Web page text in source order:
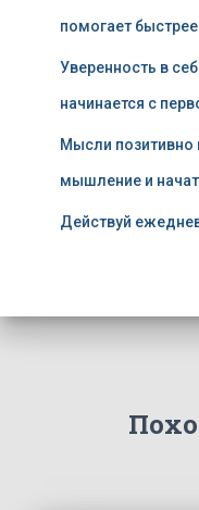
помогает
Уверенность в
начинается с
Мысли позитивно
мышление и
Действуй